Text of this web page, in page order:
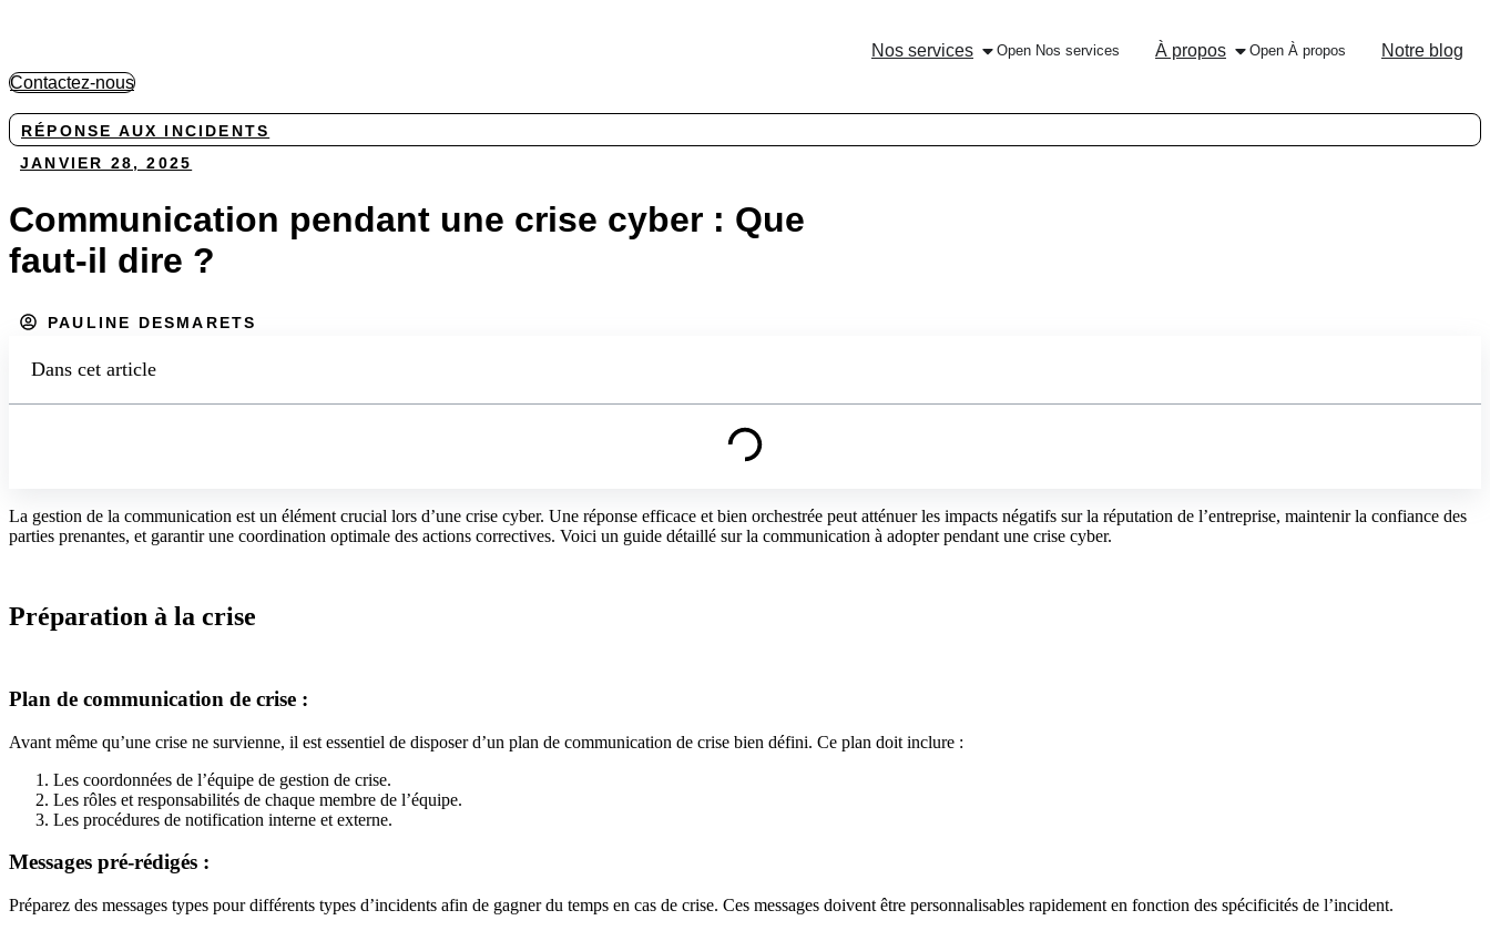
Nos services Open Nos services À propos Open À propos
Notre blog
Contactez-nous
RÉPONSE AUX INCIDENTS
JANVIER 28, 2025
Communication pendant une crise cyber : Que
faut-il dire ?
PAULINE DESMARETS
Dans cet article
La gestion de la communication est un élément crucial lors d’une crise cyber. Une réponse efficace et bien orchestrée peut atténuer les impacts négatifs sur la réputation de l’entreprise, maintenir la confiance des
parties prenantes, et garantir une coordination optimale des actions correctives. Voici un guide détaillé sur la communication à adopter pendant une crise cyber.
Préparation à la crise
Plan de communication de crise :
Avant même qu’une crise ne survienne, il est essentiel de disposer d’un plan de communication de crise bien défini. Ce plan doit inclure :
Les coordonnées de l’équipe de gestion de crise.
Les rôles et responsabilités de chaque membre de l’équipe.
Les procédures de notification interne et externe.
Messages pré-rédigés :
Préparez des messages types pour différents types d’incidents afin de gagner du temps en cas de crise. Ces messages doivent être personnalisables rapidement en fonction des spécificités de l’incident.